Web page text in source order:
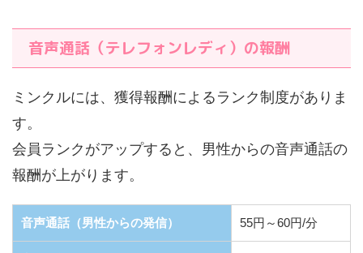
音声通話（テレフォンレディ）の報酬
ミンクルには、獲得報酬によるランク制度がありま
す。
会員ランクがアップすると、男性からの音声通話の
報酬が上がります。
音声通話（男性からの発信） 55円～60円/分